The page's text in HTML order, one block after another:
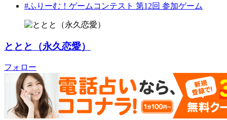
#ふりーむ！ゲームコンテスト 第12回 参加ゲーム
ととと（永久恋愛）
フォロー